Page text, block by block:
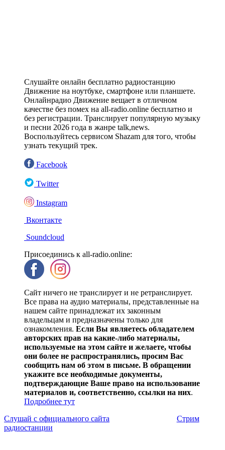
Слушайте онлайн бесплатно радиостанцию
Движение на ноутбуке, смартфоне или планшете.
Онлайнрадио Движение вещает в отличном
качестве без помех на all-radio.online бесплатно и
без регистрации. Транслирует популярную музыку
и песни 2026 года в жанре talk,news.
Воспользуйтесь сервисом Shazam для того, чтобы
узнать текущий трек.
Facebook
Twitter
Instagram
Вконтакте
Soundcloud
Присоединись к all-radio.online:
Сайт ничего не транслирует и не ретранслирует.
Все права на аудио материалы, представленные на
нашем сайте принадлежат их законным
владельцам и предназначены только для
ознакомления. Если Вы являетесь обладателем
авторских прав на какие-либо материалы,
используемые на этом сайте и желаете, чтобы
они более не распространялись, просим Вас
сообщить нам об этом в письме. В обращении
укажите все необходимые документы,
подтверждающие Ваше право на использование
материалов и, соответственно, ссылки на них.
Подробнее тут
Слушай с официального сайта
Стрим
радиостанции